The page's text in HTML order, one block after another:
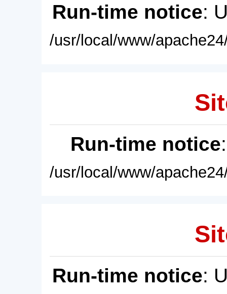
Run-time notice:
/usr/local/www/
Run-time notice
/usr/local/www/
Run-time notice: